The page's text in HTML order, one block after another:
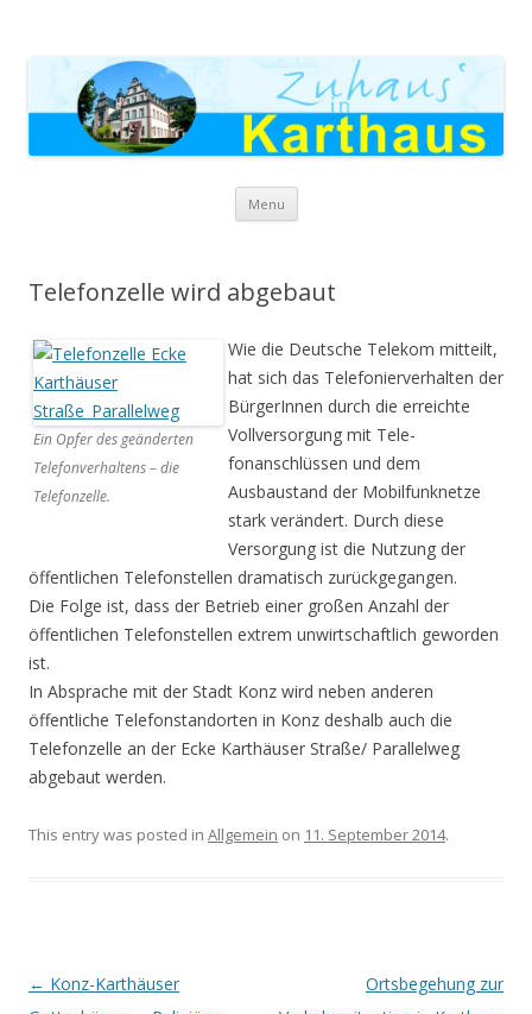
Menu Skip to content
Telefonzelle wird abgebaut
Ein Opfer des geänderten
Telefonverhaltens – die
Telefonzelle.
Wie die Deutsche Telekom mitteilt,
hat sich das Telefonierverhal­ten der
BürgerInnen durch die erreichte
Vollversorgung mit Tele­
fonanschlüssen und dem
Ausbaustand der Mobilfunknetze
stark verändert. Durch diese
Versorgung ist die Nutzung der
öffentli­chen Telefonstellen dramatisch zurückgegangen.
Die Folge ist, dass der Betrieb einer großen Anzahl der
öffentlichen Telefon­stellen extrem unwirtschaftlich geworden
ist.
In Absprache mit der Stadt Konz wird neben anderen
öffentliche Telefonstandorten in Konz deshalb auch die
Telefonzelle an der Ecke Karthäuser Straße/ Parallelweg
abgebaut werden.
This entry was posted in Allgemein on 11. September 2014.
Post navigation
← Konz-Karthäuser
Ortsbegehung zur